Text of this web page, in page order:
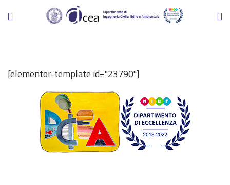
[elementor-template id="23790"]